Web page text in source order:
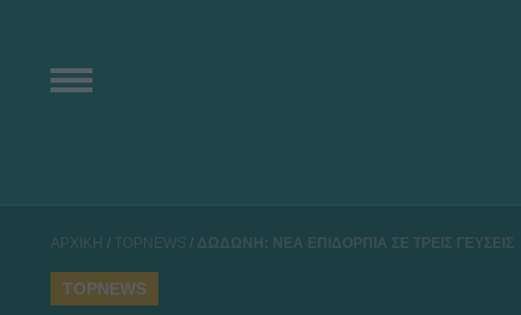
ΑΡΧΙΚΗ / TOPNEWS / ΔΩΔΩΝΗ: ΝΕΑ ΕΠΙΔΟΡΠΙΑ ΣΕ ΤΡΕΙΣ ΓΕΥΣΕΙΣ
TOPNEWS